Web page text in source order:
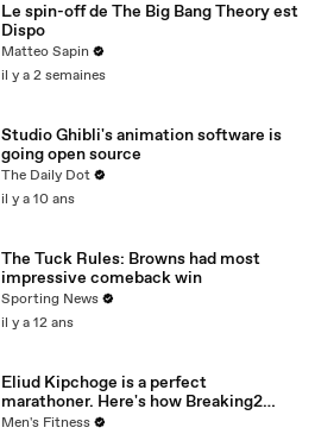
Le spin-off de The Big Bang Theory est
Dispo
Matteo Sapin
il y a 2 semaines
Studio Ghibli's animation software is
going open source
The Daily Dot
il y a 10 ans
The Tuck Rules: Browns had most
impressive comeback win
Sporting News
il y a 12 ans
Eliud Kipchoge is a perfect
marathoner. Here's how Breaking2
scientists made him faster.
Men's Fitness